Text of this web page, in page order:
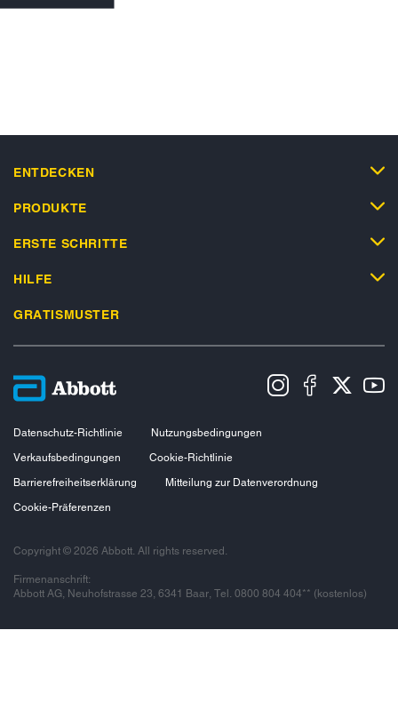
ENTDECKEN
PRODUKTE
ERSTE SCHRITTE
HILFE
GRATISMUSTER
Datenschutz-Richtlinie
Nutzungsbedingungen
Verkaufsbedingungen
Cookie-Richtlinie
Barrierefreiheitserklärung
Mitteilung zur Datenverordnung
Cookie-Präferenzen
Copyright © 2026 Abbott. All rights reserved.
Firmenanschrift:
Abbott AG, Neuhofstrasse 23, 6341 Baar, Tel. 0800 804 404** (kostenlos)